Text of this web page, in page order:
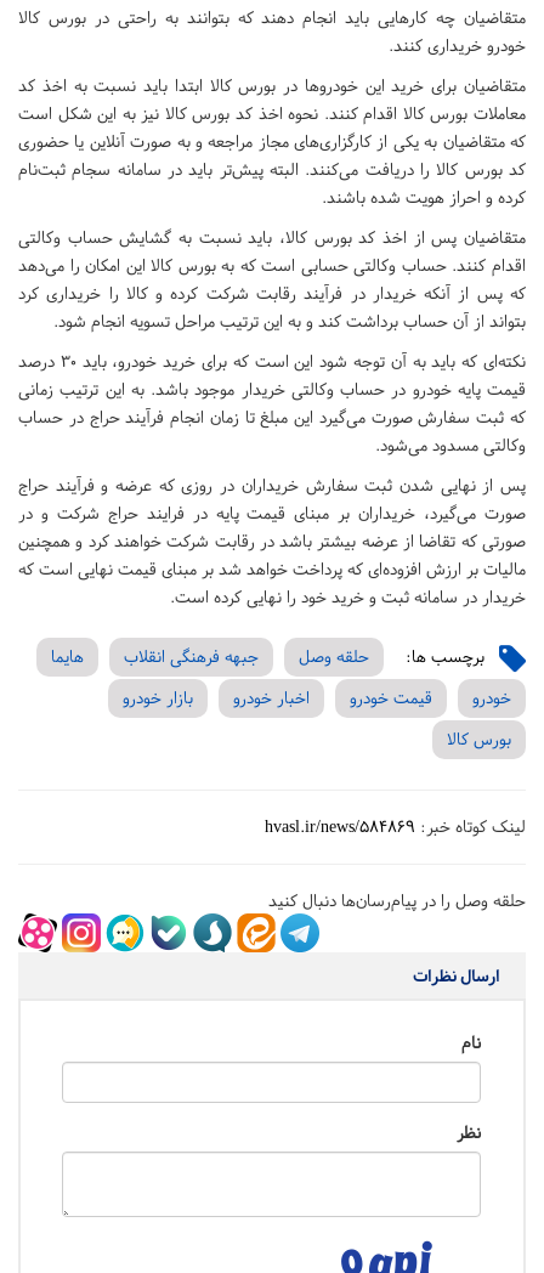
متقاضیان چه کارهایی باید انجام دهند که بتوانند به راحتی در بورس کالا
خودرو خریداری کنند.
متقاضیان برای خرید این خودروها در بورس کالا ابتدا باید نسبت به اخذ کد
معاملات بورس کالا اقدام کنند. نحوه اخذ کد بورس کالا نیز به این شکل است
که متقاضیان به یکی از کارگزاری‌های مجاز مراجعه و به صورت آنلاین یا حضوری
کد بورس کالا را دریافت می‌کنند. البته پیش‌تر باید در سامانه سجام ثبت‌نام
کرده و احراز هویت شده باشند.
متقاضیان پس از اخذ کد بورس کالا، باید نسبت به گشایش حساب وکالتی
اقدام کنند. حساب وکالتی حسابی است که به بورس کالا این امکان را می‌دهد
که پس از آنکه خریدار در فرآیند رقابت شرکت کرده و کالا را خریداری کرد
بتواند از آن حساب برداشت کند و به این ترتیب مراحل تسویه انجام شود.
نکته‌ای که باید به آن توجه شود این است که برای خرید خودرو، باید ۳۰ درصد
قیمت پایه خودرو در حساب وکالتی خریدار موجود باشد. به این ترتیب زمانی
که ثبت سفارش صورت می‌گیرد این مبلغ تا زمان انجام فرآیند حراج در حساب
وکالتی مسدود می‌شود.
پس از نهایی شدن ثبت سفارش خریداران در روزی که عرضه و فرآیند حراج
صورت می‌گیرد، خریداران بر مبنای قیمت پایه در فرایند حراج شرکت و در
صورتی که تقاضا از عرضه بیشتر باشد در رقابت شرکت خواهند کرد و همچنین
مالیات بر ارزش افزوده‌ای که پرداخت خواهد شد بر مبنای قیمت نهایی است که
خریدار در سامانه ثبت و خرید خود را نهایی کرده است.
برچسب ها: حلقه وصل جبهه فرهنگی انقلاب
هایما
خودرو
قیمت خودرو اخبار خودرو
بازار خودرو
بورس کالا
لینک کوتاه خبر: hvasl.ir/news/584869
حلقه وصل را در پیام‌رسان‌ها دنبال کنید
ارسال نظرات
نام
نظر